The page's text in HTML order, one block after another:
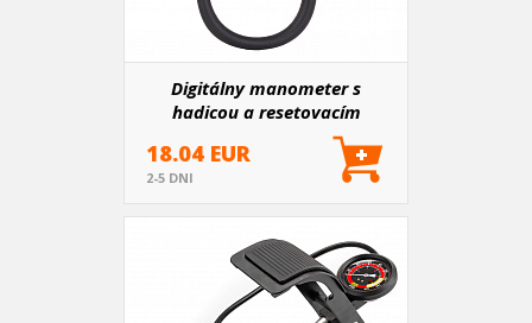
Digitálny manometer s
hadicou a resetovacím
ventilom 17 bar AMIO-04465
18.04 EUR
2-5 DNI